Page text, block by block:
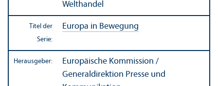
Welthandel
Titel der
Serie:
Europa in Bewegung
Herausgeber:
Europäische Kommission /
Generaldirektion Presse und